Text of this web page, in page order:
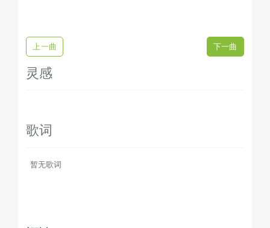
上一曲 下一曲
灵感
歌词
暂无歌词